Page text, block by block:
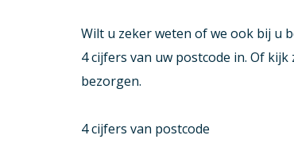
Wilt u zeker weten of we ook bij u
4 cijfers van uw postcode in. Of kijk
bezorgen.
4 cijfers van postcode